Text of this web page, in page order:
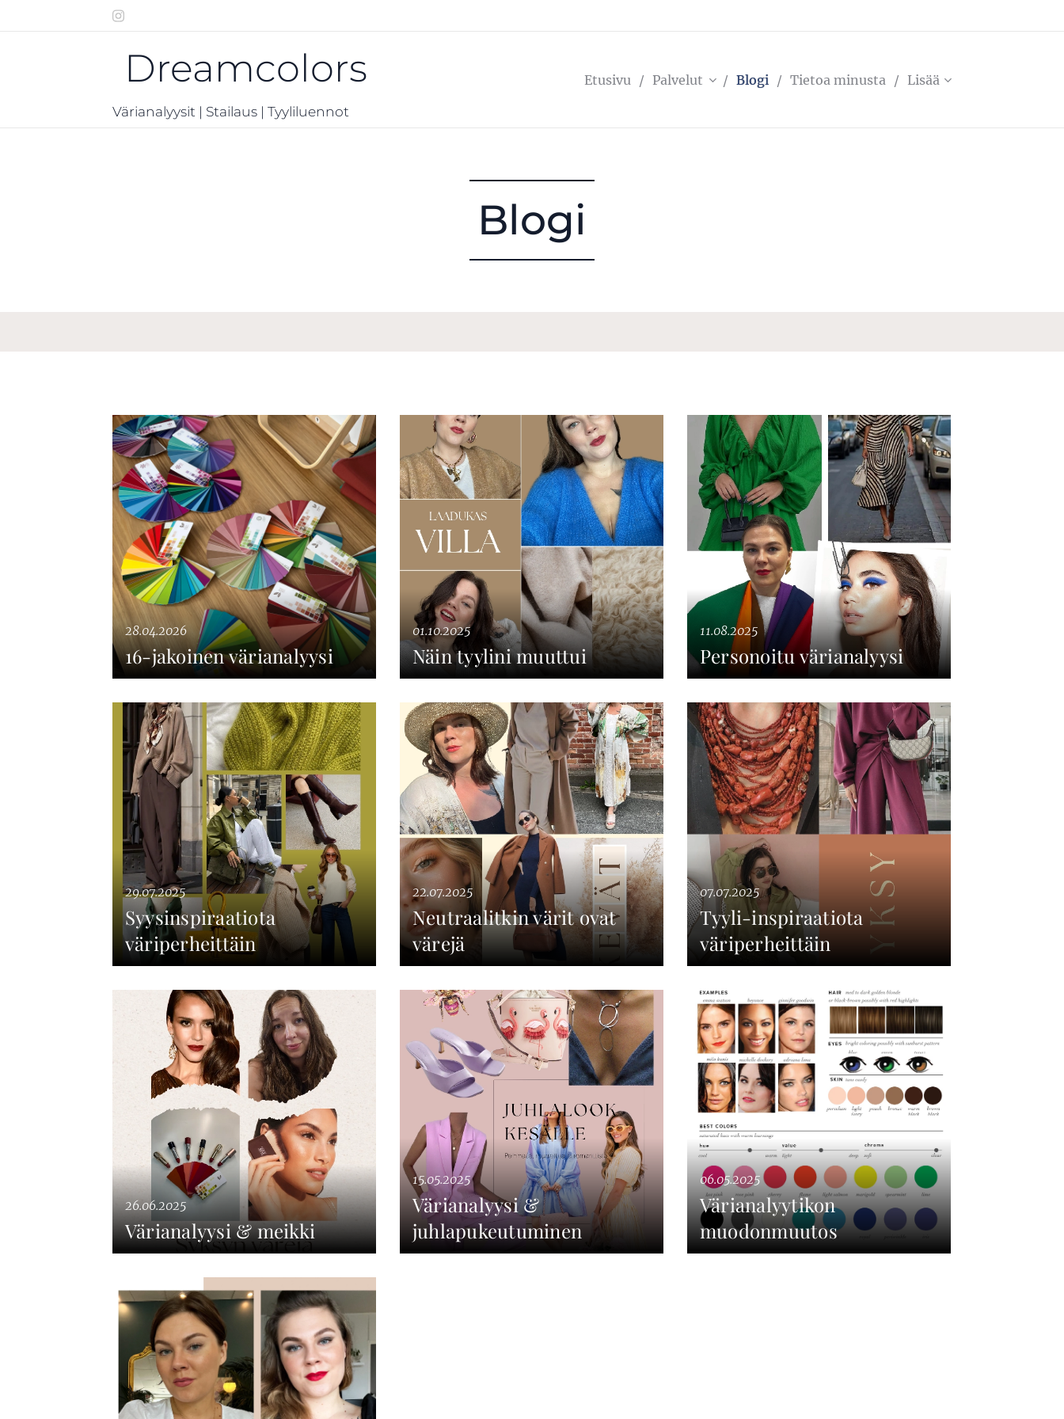
Dreamcolors
Värianalyysit | Stailaus | Tyyliluennot
Etusivu Palvelut Blogi Tietoa minusta Lisää
Blogi
28.04.2026
16-jakoinen värianalyysi
01.10.2025
Näin tyylini muuttui
11.08.2025
Personoitu värianalyysi
29.07.2025
Syysinspiraatiota
väriperheittäin
22.07.2025
Neutraalitkin värit ovat
värejä
07.07.2025
Tyyli-inspiraatiota
väriperheittäin
26.06.2025
Värianalyysi & meikki
15.05.2025
Värianalyysi &
juhlapukeutuminen
06.05.2025
Värianalyytikon
muodonmuutos